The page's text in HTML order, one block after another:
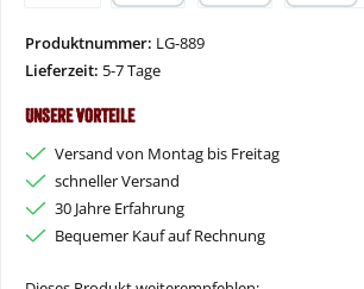
Produktnummer: LG-889
Lieferzeit: 5-7 Tage
Unsere Vorteile
Versand von Montag bis Freitag
schneller Versand
30 Jahre Erfahrung
Bequemer Kauf auf Rechnung